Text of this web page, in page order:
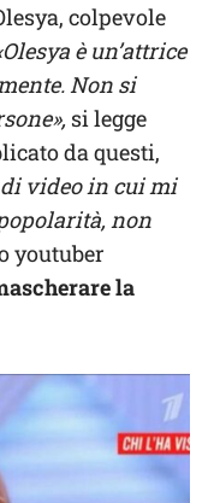
colpevole
è un’attrice
Non si
si legge
da questi,
di video in cui mi
non
youtuber
la